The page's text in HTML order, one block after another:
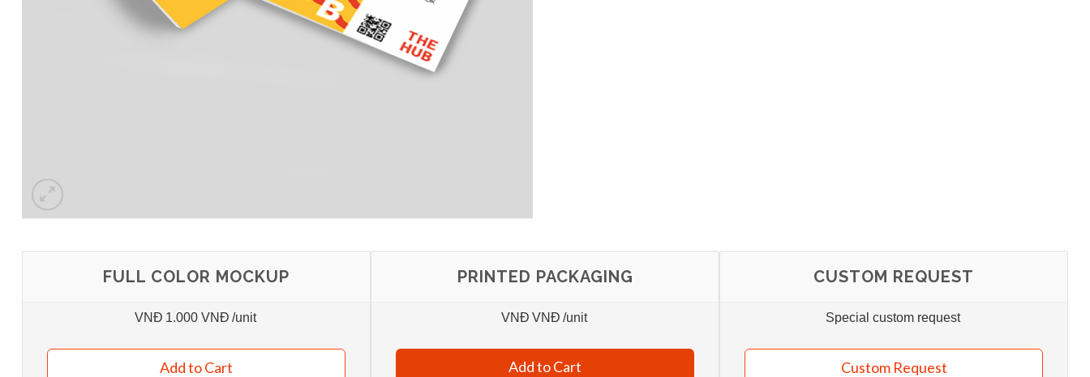
FULL COLOR MOCKUP
VNĐ 1.000 VNĐ /unit
Add to Cart
PRINTED PACKAGING
VNĐ VNĐ /unit
Add to Cart
CUSTOM REQUEST
Special custom request
Custom Request